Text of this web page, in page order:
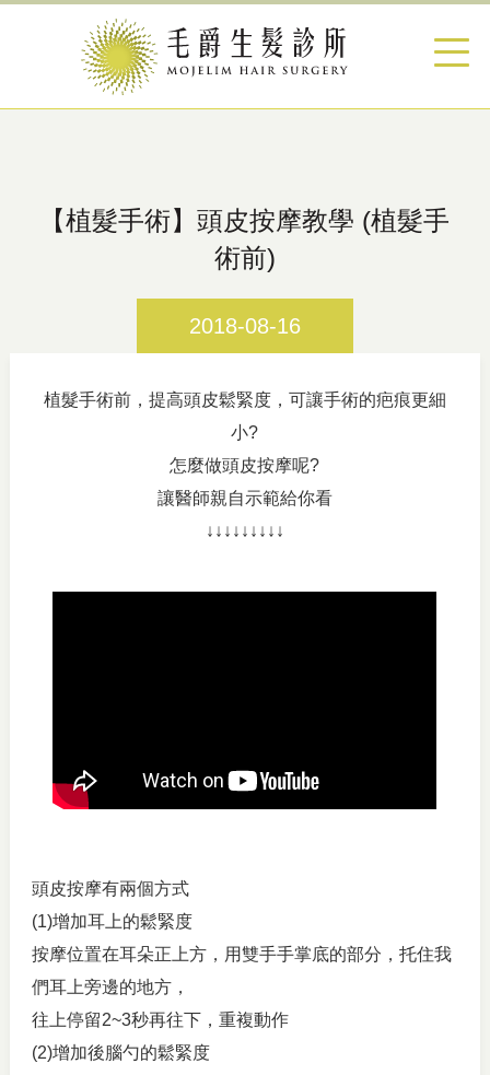
【植髮手術】頭皮按摩教學 (植髮手
術前)
2018-08-16
植髮手術前，提高頭皮鬆緊度，可讓手術的疤痕更細
小?
怎麼做頭皮按摩呢?
讓醫師親自示範給你看
↓↓↓↓↓↓↓↓↓
頭皮按摩有兩個方式
(1)增加耳上的鬆緊度
按摩位置在耳朵正上方，用雙手手掌底的部分，托住我
們耳上旁邊的地方，
往上停留2~3秒再往下，重複動作
(2)增加後腦勺的鬆緊度